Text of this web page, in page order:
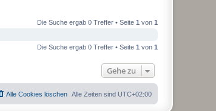
Die Suche ergab 0 Treffer • Seite 1 von 1
Die Suche ergab 0 Treffer • Seite 1 von 1
Gehe zu
Alle Zeiten sind UTC+02:00
Alle Cookies löschen